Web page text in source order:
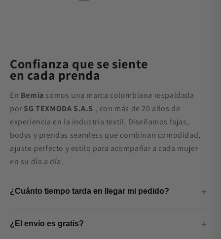
Confianza que se siente
en cada prenda
En Bemia somos una marca colombiana respaldada
porSG TEXMODA S.A.S., con más de 20 años de
experiencia en la industria textil. Diseñamos fajas,
bodys y prendas seamless que combinan comodidad,
ajuste perfecto y estilo para acompañar a cada mujer
en su día a día.
¿Cuánto tiempo tarda en llegar mi pedido?
¿El envío es gratis?